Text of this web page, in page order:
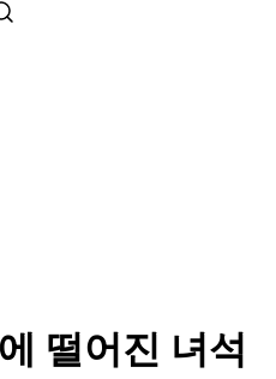
떨어진 녀석